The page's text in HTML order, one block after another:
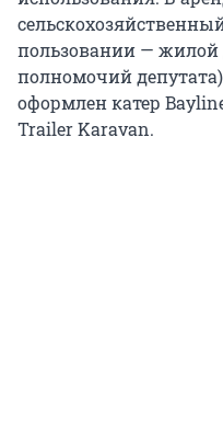
пользовании — жилой
полномочий
оформлен катер
Trailer Karavan.